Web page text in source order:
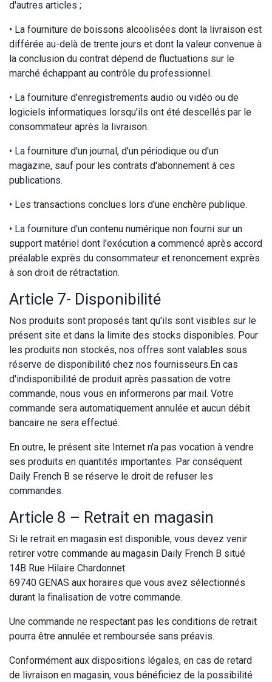
d'autres articles ;
• La fourniture de boissons alcoolisées dont la livraison est
différée au-delà de trente jours et dont la valeur convenue à
la conclusion du contrat dépend de fluctuations sur le
marché échappant au contrôle du professionnel.
• La fourniture d'enregistrements audio ou vidéo ou de
logiciels informatiques lorsqu'ils ont été descellés par le
consommateur après la livraison.
• La fourniture d'un journal, d'un périodique ou d'un
magazine, sauf pour les contrats d'abonnement à ces
publications.
• Les transactions conclues lors d'une enchère publique.
• La fourniture d'un contenu numérique non fourni sur un
support matériel dont l'exécution a commencé après accord
préalable exprès du consommateur et renoncement exprès
à son droit de rétractation.
Article 7- Disponibilité
Nos produits sont proposés tant qu'ils sont visibles sur le
présent site et dans la limite des stocks disponibles. Pour
les produits non stockés, nos offres sont valables sous
réserve de disponibilité chez nos fournisseurs.En cas
d'indisponibilité de produit après passation de votre
commande, nous vous en informerons par mail. Votre
commande sera automatiquement annulée et aucun débit
bancaire ne sera effectué.
En outre, le présent site Internet n'a pas vocation à vendre
ses produits en quantités importantes. Par conséquent
Daily French B se réserve le droit de refuser les
commandes.
Article 8 – Retrait en magasin
Si le retrait en magasin est disponible, vous devez venir
retirer votre commande au magasin Daily French B situé
14B Rue Hilaire Chardonnet
69740 GENAS aux horaires que vous avez sélectionnés
durant la finalisation de votre commande.
Une commande ne respectant pas les conditions de retrait
pourra être annulée et remboursée sans préavis.
Conformément aux dispositions légales, en cas de retard
de livraison en magasin, vous bénéficiez de la possibilité